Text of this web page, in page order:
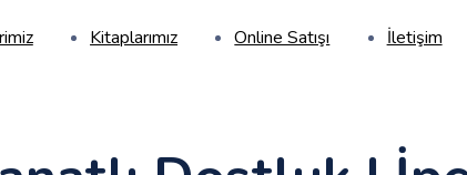
Kitaplarımız Online Satışı İletişim